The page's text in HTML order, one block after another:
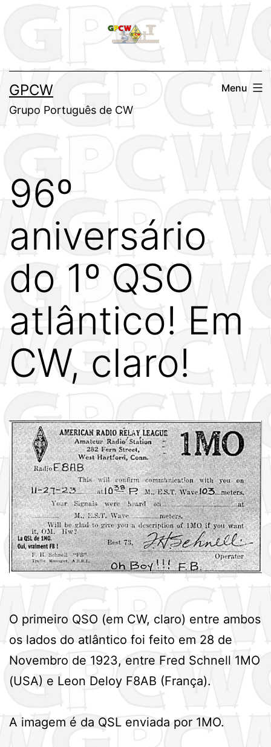
conteúdo
GPCW
Grupo Português de CW
Menu
96º
aniversário
do 1º QSO
atlântico! Em
CW, claro!
O primeiro QSO (em CW, claro) entre ambos
os lados do atlântico foi feito em 28 de
Novembro de 1923, entre Fred Schnell 1MO
(USA) e Leon Deloy F8AB (França).
A imagem é da QSL enviada por 1MO.